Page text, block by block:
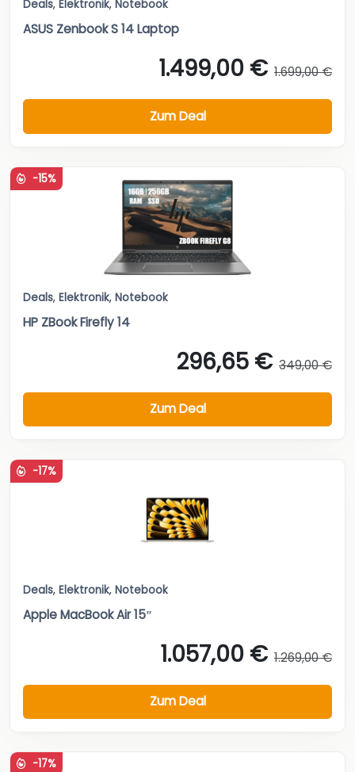
Deals, Elektronik, Notebook
ASUS Zenbook S 14 Laptop
1.499,00 € 1.699,00 €
Zum Deal
-15%
Deals, Elektronik, Notebook
HP ZBook Firefly 14
296,65 € 349,00 €
Zum Deal
-17%
Deals, Elektronik, Notebook
Apple MacBook Air 15″
1.057,00 € 1.269,00 €
Zum Deal
-17%